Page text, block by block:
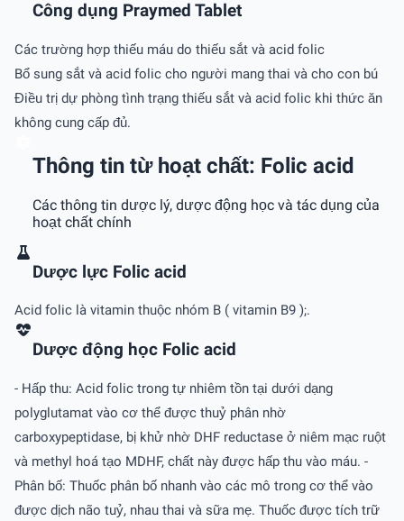
Công dụng Praymed Tablet
Các trường hợp thiếu máu do thiếu sắt và acid folic
Bổ sung sắt và acid folic cho người mang thai và cho con bú
Điều trị dự phòng tình trạng thiếu sắt và acid folic khi thức ăn
không cung cấp đủ.
Thông tin từ hoạt chất: Folic acid
Các thông tin dược lý, dược động học và tác dụng của
hoạt chất chính
Dược lực Folic acid
Acid folic là vitamin thuộc nhóm B ( vitamin B9 );.
Dược động học Folic acid
- Hấp thu: Acid folic trong tự nhiêm tồn tại dưới dạng
polyglutamat vào cơ thể được thuỷ phân nhờ
carboxypeptidase, bị khử nhờ DHF reductase ở niêm mạc ruột
và methyl hoá tạo MDHF, chất này được hấp thu vào máu. -
Phân bố: Thuốc phân bố nhanh vào các mô trong cơ thể vào
được dịch não tuỷ, nhau thai và sữa mẹ. Thuốc được tích trữ